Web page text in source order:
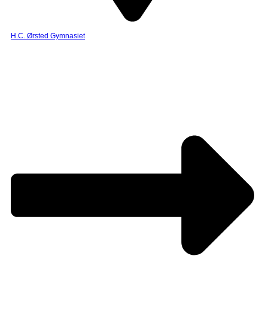
H.C. Ørsted Gymnasiet